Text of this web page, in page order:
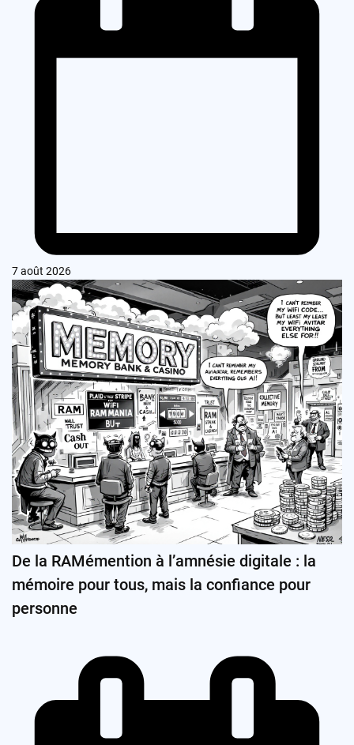
7 août 2026
De la RAMémention à l’amnésie digitale : la
mémoire pour tous, mais la confiance pour
personne